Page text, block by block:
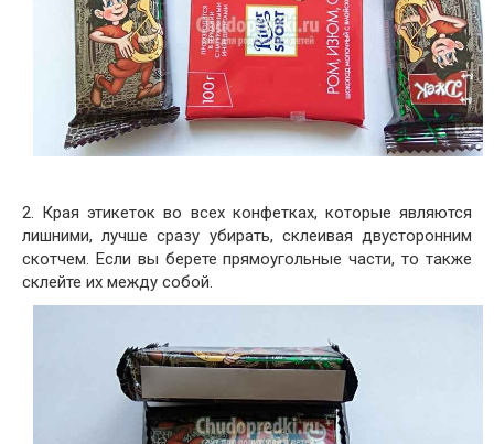
2. Края этикеток во всех конфетках, которые являются
лишними, лучше сразу убирать, склеивая двусторонним
скотчем. Если вы берете прямоугольные части, то также
склейте их между собой.